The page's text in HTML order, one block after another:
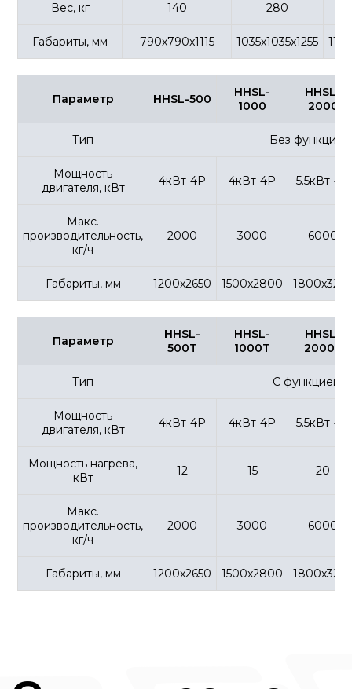
Вес, кг 140 280
Габариты, мм 790x790x1115 1035x1035x1255
Параметр HHSL-500
HHSL-
1000
HHSL-
2000
Тип Без функции
Мощность
двигателя, кВт
4кВт-4P 4кВт-4P 5.5кВт-4P
Макс.
производительность,
кг/ч
2000 3000 6000
Габариты, мм 1200x2650 1500x2800
Параметр
HHSL-
500T
HHSL-
1000T
HHSL-
2000T
Тип С функцией
Мощность
двигателя, кВт
4кВт-4P 4кВт-4P 5.5кВт-4P
Мощность нагрева,
кВт
12 15 20
Макс.
производительность,
кг/ч
2000 3000 6000
Габариты, мм 1200x2650 1500x2800
Он поможет вам узнать детали
и прокунсультирует вас
Свяжитесь с
менеджером
*Компания Meta Platforms Inc., владеющая социальной
деятельность на территории России запрещена.